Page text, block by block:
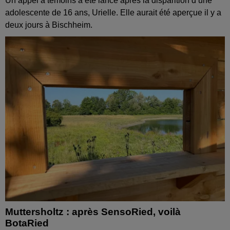
adolescente de 16 ans, Urielle. Elle aurait été aperçue il y a
deux jours à Bischheim.
Muttersholtz : après SensoRied, voilà
BotaRied